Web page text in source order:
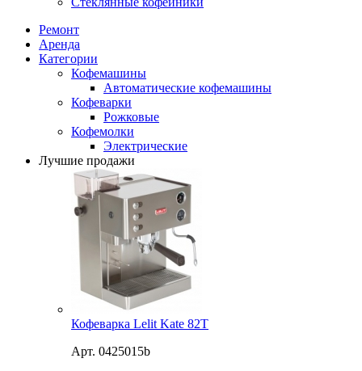
Ремонт
Аренда
Категории
Кофемашины
Автоматические кофемашины
Кофеварки
Рожковые
Кофемолки
Электрические
Лучшие продажи
Кофеварка Lelit Kate 82T
Арт. 0425015b